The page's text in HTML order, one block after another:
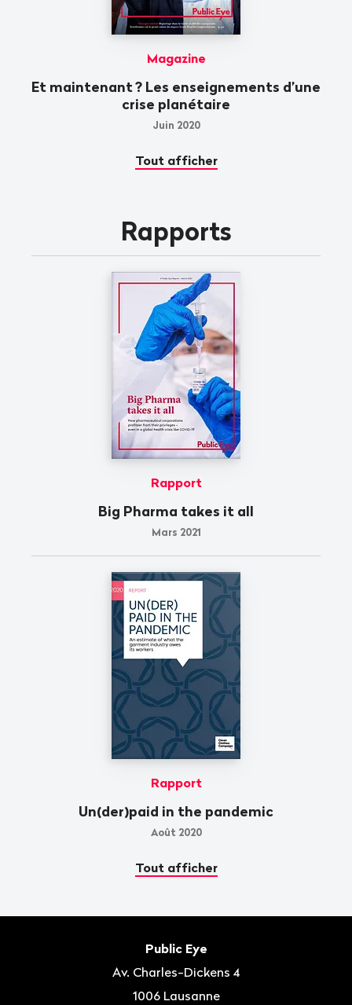
Magazine
Et maintenant? Les enseignements d’une
crise planétaire
Juin 2020
Tout afficher
Rapports
Rapport
Big Pharma takes it all
Mars 2021
Rapport
Un(der)paid in the pandemic
Août 2020
Tout afficher
Public Eye
Av. Charles-Dickens 4
1006 Lausanne